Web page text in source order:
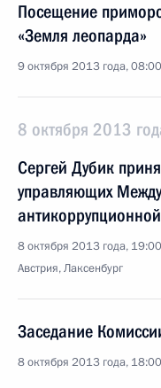
Посещение
«Земля леопарда»
9 октября 2013 года, 08:00
8 октября 2013
Сергей Дубик
управляющих
8 октября 2013 года, 19:00
Австрия, Лаксенбург
Заседание
8 октября 2013 года, 18:00